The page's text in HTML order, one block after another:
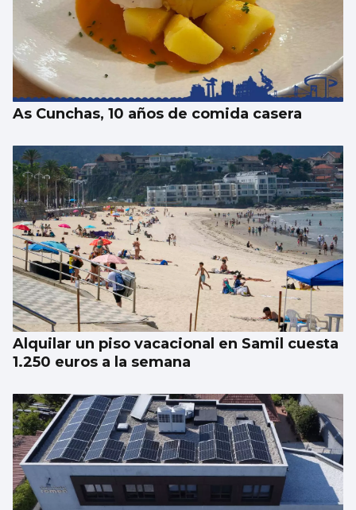
La dieta de verdura y pescado favorece la
esperanza de vida
As Cunchas, 10 años de comida casera
Alquilar un piso vacacional en Samil cuesta
1.250 euros a la semana